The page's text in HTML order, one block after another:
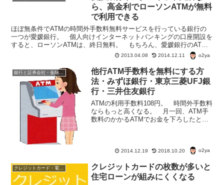
ら、高金利でローソンATMが無料
で利用できる
ほぼ無条件でATMの時間外手数料無料サービスを行っている銀行の
一つが愛媛銀行。 個人向けインターネットバンキングの口座開設を
すると、ローソンATMは、終日無料。 もちろん、愛媛銀行のATM
の時間外手数料は無料だ。 ローソンATMの場合は、早...
2013.04.08 2014.12.11 o2ya
銀行と証券会社・金融商品
他行ATM手数料を無料にする方
法・みずほ銀行・東京三菱UFJ銀
行・三井住友銀行
ATMの利用手数料108円。 時間外手数料
ならもっと高くなる。 月一回、ATM手
数料のかかるATMでお金を下ろしたとす
2014.12.19 2018.10.20 o2ya
クレジットカード・電子マネー・pay・ポイント
クレジットカードの枚数が多いと
住宅ローンが組みにくくなる